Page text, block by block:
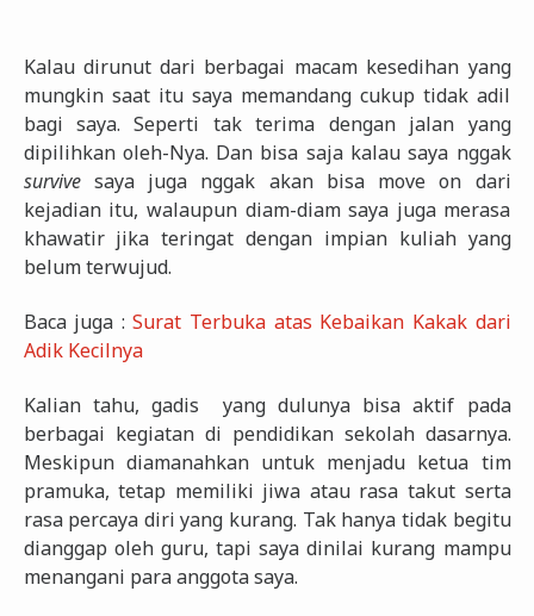
Kalau dirunut dari berbagai macam kesedihan yang
mungkin saat itu saya memandang cukup tidak adil
bagi saya. Seperti tak terima dengan jalan yang
dipilihkan oleh-Nya. Dan bisa saja kalau saya nggak
survivesaya juga nggak akan bisa move on dari
kejadian itu, walaupun diam-diam saya juga merasa
khawatir jika teringat dengan impian kuliah yang
belum terwujud.
Baca juga :Surat Terbuka atas Kebaikan Kakak dari
Adik Kecilnya
Kalian tahu, gadis yang dulunya bisa aktif pada
berbagai kegiatan di pendidikan sekolah dasarnya.
Meskipun diamanahkan untuk menjadu ketua tim
pramuka, tetap memiliki jiwa atau rasa takut serta
rasa percaya diri yang kurang. Tak hanya tidak begitu
dianggap oleh guru, tapi saya dinilai kurang mampu
menangani para anggota saya.